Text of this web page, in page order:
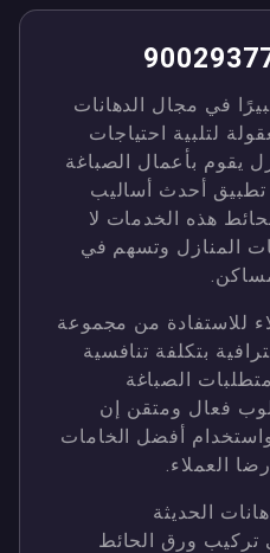
في مجال الدهانات
لتلبية احتياجات
يقوم بأعمال الصباغة
تطبيق أحدث أساليب
هذه الخدمات لا
المنازل وتسهم في
للاستفادة من مجموعة
بتكلفة تنافسية
الصباغة
فعال ومتقن إن
واستخدام أفضل الخامات
العملاء.
الحديثة
تركيب ورق الحائط